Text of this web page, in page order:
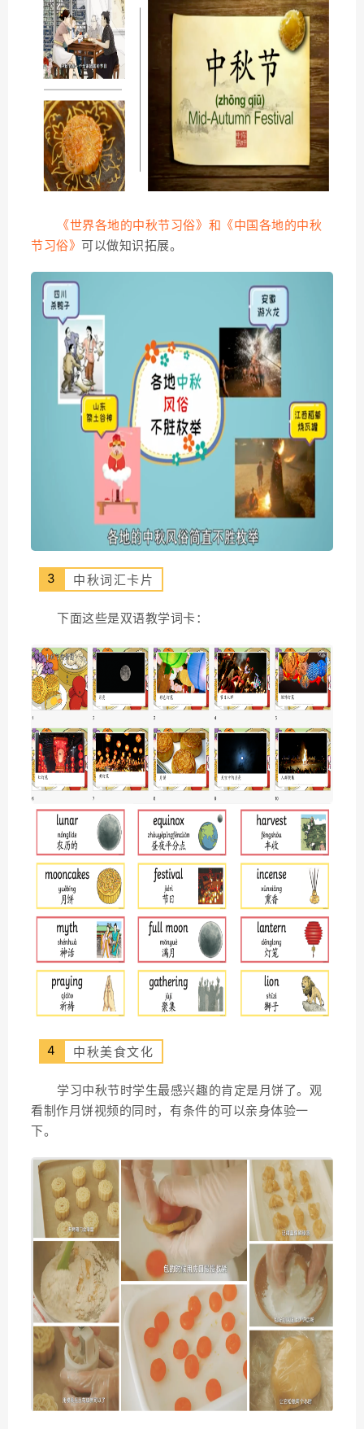
《世界各地的中秋节习俗》 和《中国各地的中秋
节习俗》可以做知识拓展。
3 中秋词汇卡片
下面这些是双语教学词卡：
4 中秋美食文化
学习中秋节时学生最感兴趣的肯定是月饼了。观
看制作月饼视频的同时，有条件的可以亲身体验一
下。